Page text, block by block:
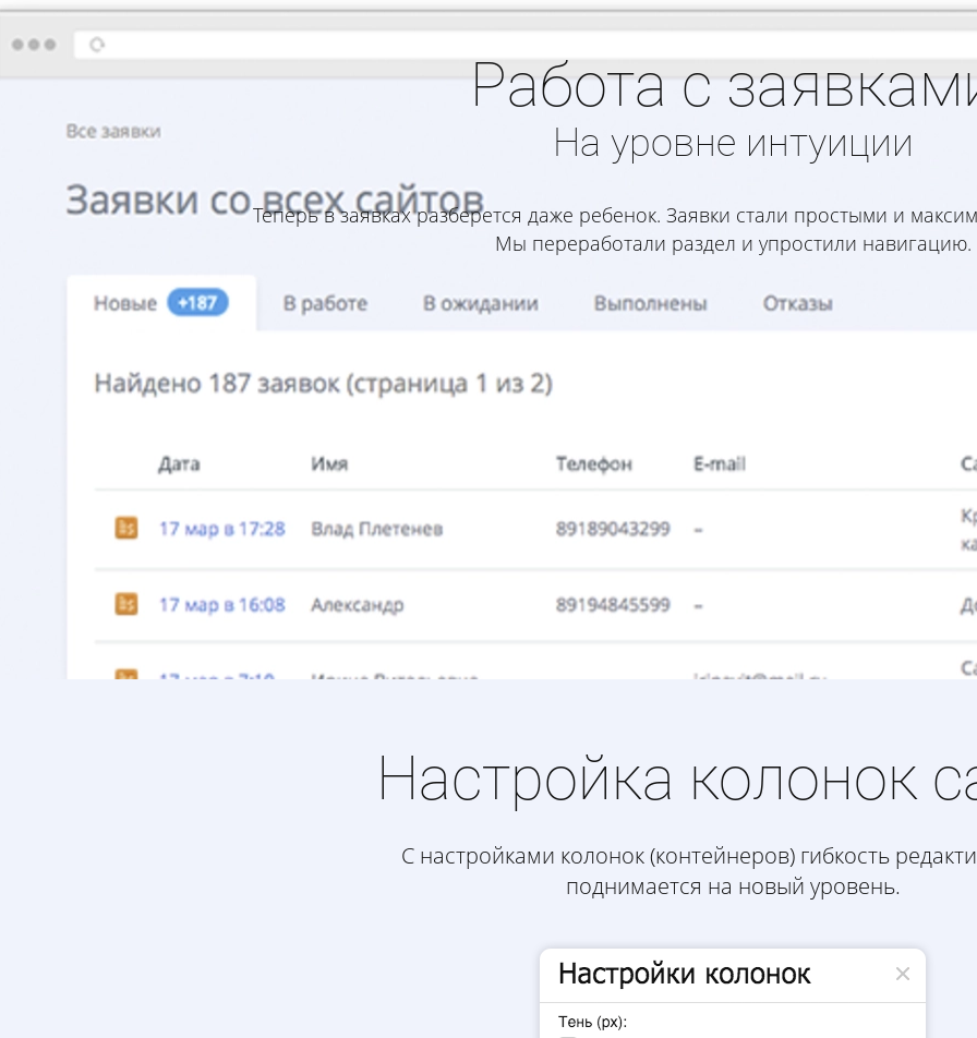
Работа с
На уровне интуиции
Теперь в заявках разберется даже ребенок. Заявки стали простыми и
Мы переработали раздел и упростили навигацию.
Настройка колонок
С настройками колонок (контейнеров) гибкость
поднимается на новый уровень.